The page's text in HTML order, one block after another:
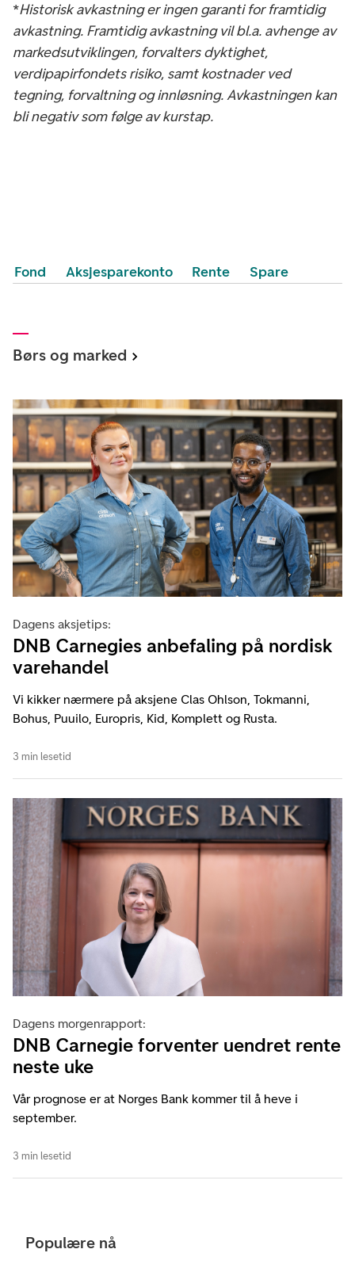
*Historisk avkastning er ingen garanti for framtidig
avkastning. Framtidig avkastning vil bl.a. avhenge av
markedsutviklingen, forvalters dyktighet,
verdipapirfondets risiko, samt kostnader ved
tegning, forvaltning og innløsning. Avkastningen kan
bli negativ som følge av kurstap.
Fond Aksjesparekonto Rente Spare
Børs og marked
Dagens aksjetips:
DNB Carnegies anbefaling på nordisk
varehandel
Vi kikker nærmere på aksjene Clas Ohlson, Tokmanni,
Bohus, Puuilo, Europris, Kid, Komplett og Rusta.
3 min lesetid
Dagens morgenrapport:
DNB Carnegie forventer uendret rente
neste uke
Vår prognose er at Norges Bank kommer til å heve i
september.
3 min lesetid
Populære nå